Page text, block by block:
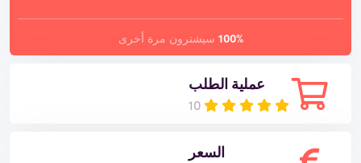
عملية الطلب
10
السعر
100% سيشترون مرة أخرى